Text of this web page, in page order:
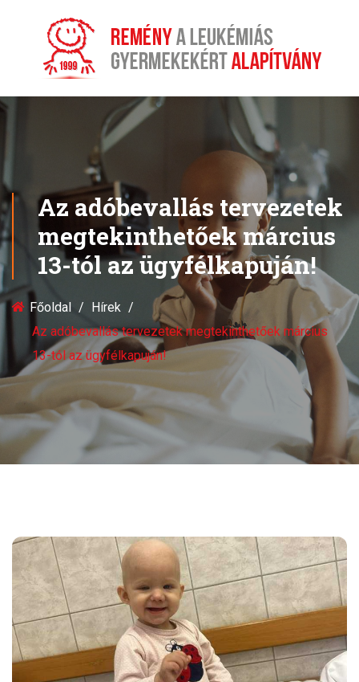
Az adóbevallás tervezetek
megtekinthetőek március
13-tól az ügyfélkapuján!
Főoldal
Hírek
Az adóbevallás tervezetek megtekinthetőek március
13-tól az ügyfélkapuján!